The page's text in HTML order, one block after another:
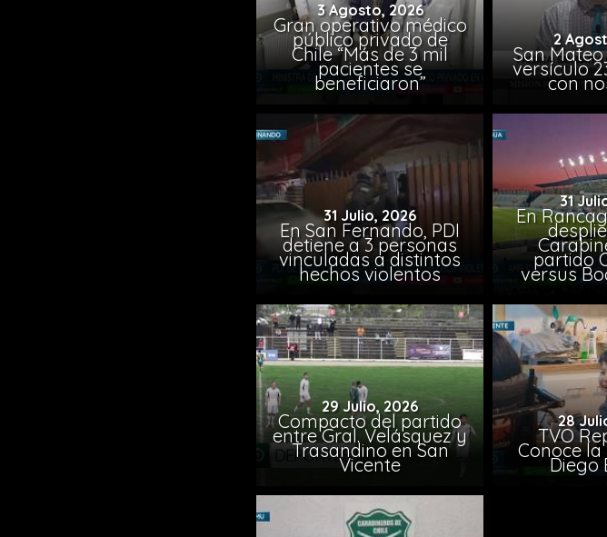
3 Agosto, 2026
Gran operativo médico
público privado de
Chile “Más de 3 mil
pacientes se
beneficiaron”
2
San
versículo
con
31 Julio, 2026
En San Fernando, PDI
detiene a 3 personas
vinculadas a distintos
hechos violentos
31
En
partido
versus
29 Julio, 2026
Compacto del partido
entre Gral. Velásquez y
Trasandino en San
Vicente
28
TVO
Conoce
Diego